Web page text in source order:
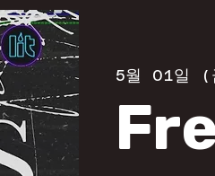
5월 01일 (